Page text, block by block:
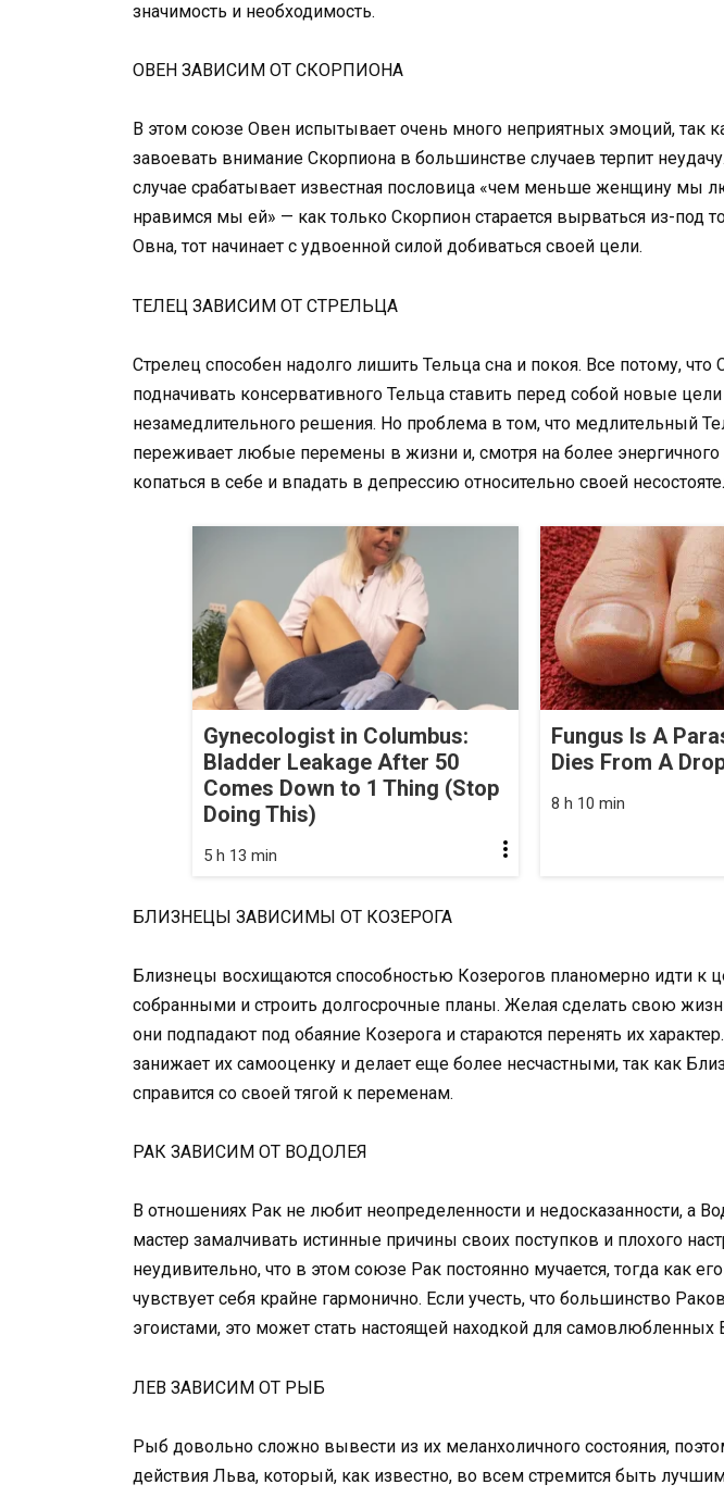
значимость и необходимость.
ОВЕН ЗАВИСИМ ОТ СКОРПИОНА
В этом союзе Овен испытывает очень много неприятных эмоций, так
завоевать внимание Скорпиона в большинстве случаев терпит
случае срабатывает известная пословица «чем меньше женщину мы
нравимся мы ей» — как только Скорпион старается вырваться из-под
Овна, тот начинает с удвоенной силой добиваться своей цели.
ТЕЛЕЦ ЗАВИСИМ ОТ СТРЕЛЬЦА
Стрелец способен надолго лишить Тельца сна и покоя. Все потому, что
подначивать консервативного Тельца ставить перед собой новые
незамедлительного решения. Но проблема в том, что медлительный
переживает любые перемены в жизни и, смотря на более энергичного
копаться в себе и впадать в депрессию относительно своей
Gynecologist in Columbus:
Bladder Leakage After 50
Comes Down to 1 Thing (Stop
Doing This)
5 h 13 min
Fungus Is A
Dies From A
8 h 10 min
БЛИЗНЕЦЫ ЗАВИСИМЫ ОТ КОЗЕРОГА
Близнецы восхищаются способностью Козерогов планомерно идти к
собранными и строить долгосрочные планы. Желая сделать свою
они подпадают под обаяние Козерога и стараются перенять их
занижает их самооценку и делает еще более несчастными, так как
справится со своей тягой к переменам.
РАК ЗАВИСИМ ОТ ВОДОЛЕЯ
В отношениях Рак не любит неопределенности и недосказанности, а
мастер замалчивать истинные причины своих поступков и плохого
неудивительно, что в этом союзе Рак постоянно мучается, тогда как
чувствует себя крайне гармонично. Если учесть, что большинство
эгоистами, это может стать настоящей находкой для самовлюбленных
ЛЕВ ЗАВИСИМ ОТ РЫБ
Рыб довольно сложно вывести из их меланхоличного состояния,
действия Льва, который, как известно, во всем стремится быть